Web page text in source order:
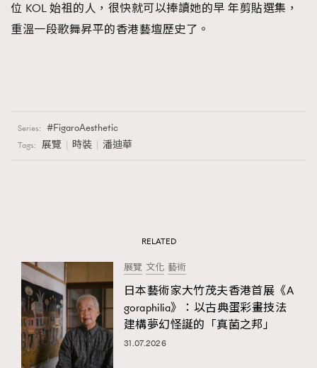
位 KOL 始祖的人，很快就可以捧讀她的早 年剪貼選集，
重溫一段歌舞昇平的香港藝壇歷史了。
Series: FigaroAesthetic
Tags: 展覽 時裝 潘迪華
RELATED
展覽 文化 藝術
日本藝術家大竹茂夫香港首展《A
goraphilia》：以古典蛋彩畫技法
建構夢幻怪誕的「真菌之邦」
31.07.2026